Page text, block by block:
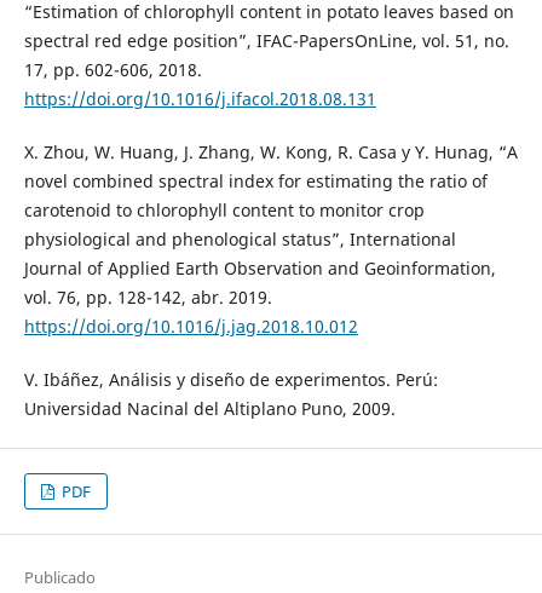
“Estimation of chlorophyll content in potato leaves based on
spectral red edge position”, IFAC-PapersOnLine, vol. 51, no.
17, pp. 602-606, 2018.
https://doi.org/10.1016/j.ifacol.2018.08.131
X. Zhou, W. Huang, J. Zhang, W. Kong, R. Casa y Y. Hunag, “A
novel combined spectral index for estimating the ratio of
carotenoid to chlorophyll content to monitor crop
physiological and phenological status”, International
Journal of Applied Earth Observation and Geoinformation,
vol. 76, pp. 128-142, abr. 2019.
https://doi.org/10.1016/j.jag.2018.10.012
V. Ibáñez, Análisis y diseño de experimentos. Perú:
Universidad Nacinal del Altiplano Puno, 2009.
PDF
Publicado